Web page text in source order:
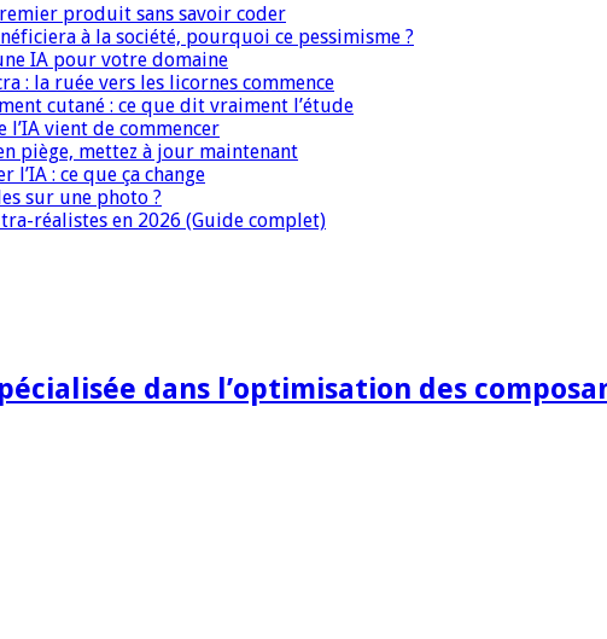
produit sans savoir coder
à la société, pourquoi ce pessimisme ?
IA pour votre domaine
: la ruée vers les licornes commence
cutané : ce que dit vraiment l’étude
l’IA vient de commencer
piège, mettez à jour maintenant
l’IA : ce que ça change
sur une photo ?
réalistes en 2026 (Guide complet)
dans l’optimisation des